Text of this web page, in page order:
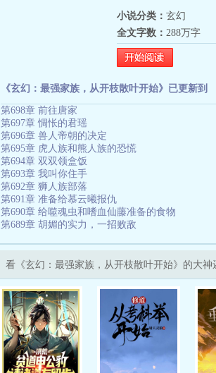
小说分类： 玄幻
全文字数： 288万字
《玄幻：最强家族，从开枝散叶开始》已更新到
第698章 前往唐家
第697章 惆怅的君瑶
第696章 兽人帝朝的决定
第695章 虎人族和熊人族的恐慌
第694章 双双领盒饭
第693章 我叫你住手
第692章 狮人族部落
第691章 准备给慕云曦报仇
第690章 给噬魂虫和嗜血仙藤准备的食物
第689章 胡媚的实力，一招败敌
看《玄幻：最强家族，从开枝散叶开始》的大神